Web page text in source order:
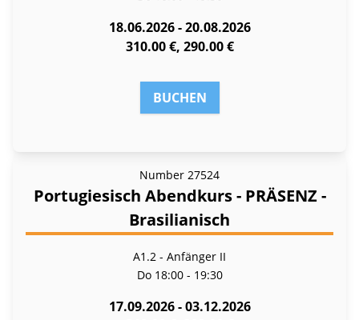
18.06.2026 - 20.08.2026
310.00 €, 290.00 €
BUCHEN
Number 27524
Portugiesisch Abendkurs - PRÄSENZ -
Brasilianisch
A1.2 - Anfänger II
Do 18:00 - 19:30
17.09.2026 - 03.12.2026